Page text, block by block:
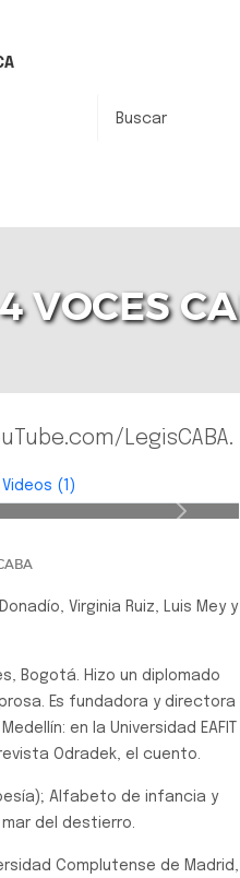
VOCES
LegisCABA.
Videos (1)
Siguiente
Virginia Ruiz, Luis Mey y
Bogotá. Hizo un diplomado
Es fundadora y directora
en la Universidad EAFIT
Odradek, el cuento.
Alfabeto de infancia y
del destierro.
Complutense de Madrid,